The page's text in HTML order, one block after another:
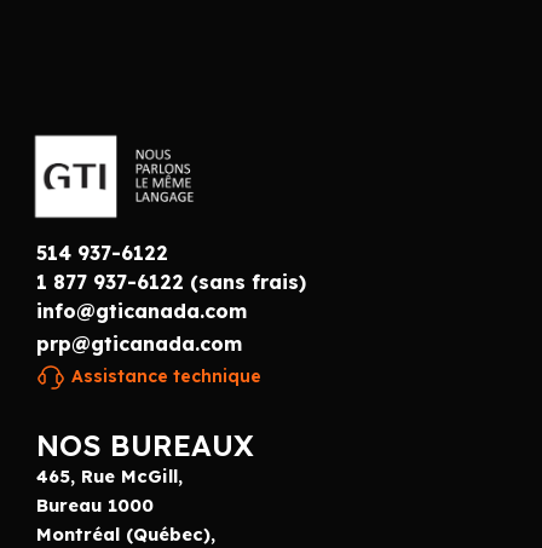
514 937-6122
1 877 937-6122 (sans frais)
info@gticanada.com
prp@gticanada.com
Assistance technique
NOS BUREAUX
465, Rue McGill,
Bureau 1000
Montréal (Québec),